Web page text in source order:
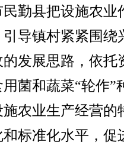
勤县把设施农业
导镇村紧紧围绕
发展思路，依托
菌和蔬菜“轮作”
农业生产经营的
标准化水平，促